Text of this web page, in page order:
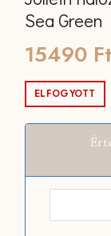
Sea Green
15490 Ft
ELFOGYOTT